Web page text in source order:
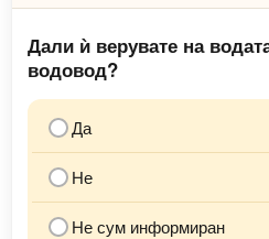
Дали ѝ верувате на
водовод?
Да
Не
Не сум информиран